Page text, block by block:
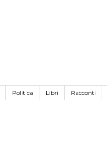
Politica Libri Racconti